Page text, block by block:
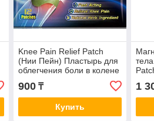
Knee Pain Relief Patch
(Нии Пейн) Пластырь для
облегчения боли в колене
900₸
Купить
1